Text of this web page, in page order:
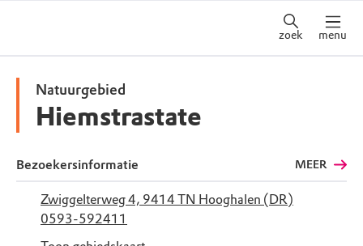
zoek menu
Natuurgebied
Hiemstrastate
Bezoekersinformatie MEER
Zwiggelterweg 4, 9414 TN Hooghalen (DR)
0593-592411